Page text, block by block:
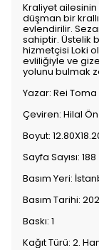
Kraliyet
düşman bir
evlendirilir.
sahiptir. Üstelik
hizmetçisi Loki
evliliğiyle ve
yolunu bulmak
Yazar: Rei Toma
Çeviren: Hilal
Boyut:
Sayfa Sayısı: 188
Basım Yeri:
Basım Tarihi:
Baskı: 1
Kağıt Türü: 2.